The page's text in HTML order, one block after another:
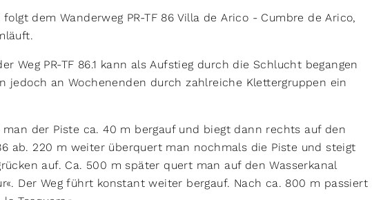
dem Wanderweg PR-TF 86 Villa de Arico - Cumbre de Arico,
Weg PR-TF 86.1 kann als Aufstieg durch die Schlucht begangen
jedoch an Wochenenden durch zahlreiche Klettergruppen ein
man der Piste ca. 40 m bergauf und biegt dann rechts auf den
ab. 220 m weiter überquert man nochmals die Piste und steigt
auf. Ca. 500 m später quert man auf den Wasserkanal
Der Weg führt konstant weiter bergauf. Nach ca. 800 m passiert